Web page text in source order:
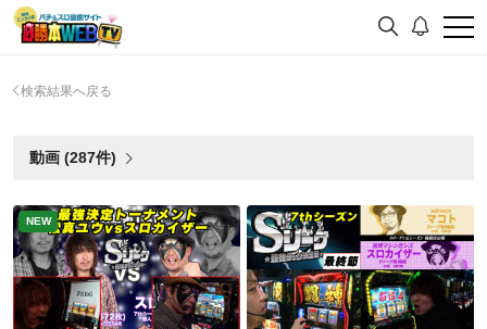
検索結果へ戻る
動画 (287件)
NEW
Sリーグ7thシーズン 最強決定トーナメント 松真ユウvsスロカイザー Sリーグ7thシーズン優勝決定戦～後半～ winners vs 投資マシンガンズ